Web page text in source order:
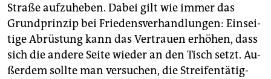
Stra­ße auf­zu­he­ben. Dabei gilt wie immer das
Grund­prin­zip bei Frie­dens­ver­hand­lun­gen: Ein­sei­
ti­ge Ab­rüs­tung kann das Ver­trau­en er­hö­hen, dass
sich die an­de­re Seite wie­der an den Tisch setzt. Au­
ßer­dem soll­te man ver­su­chen, die Strei­fen­tä­tig­